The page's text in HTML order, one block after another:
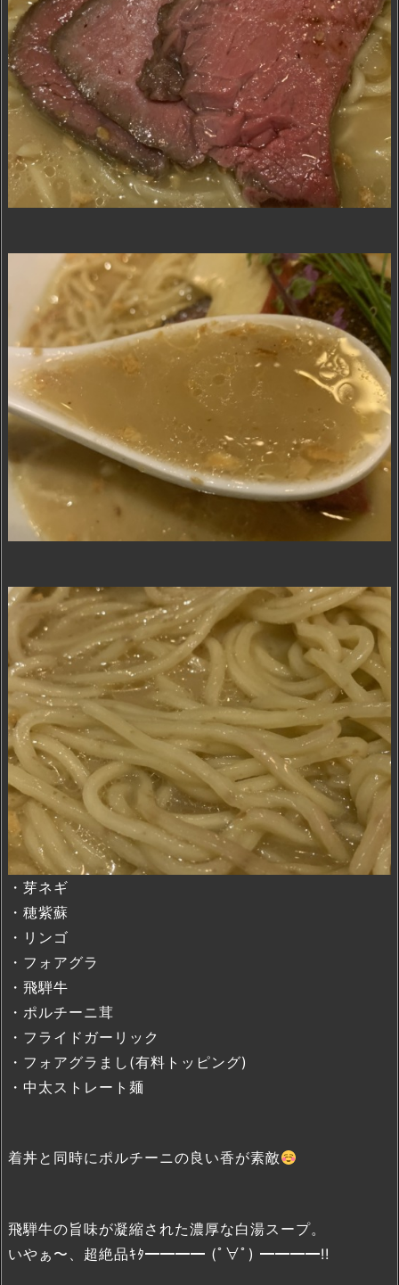
・芽ネギ
・穂紫蘇
・リンゴ
・フォアグラ
・飛騨牛
・ポルチーニ茸
・フライドガーリック
・フォアグラまし(有料トッピング)
・中太ストレート麺
着丼と同時にポルチーニの良い香が素敵
飛騨牛の旨味が凝縮された濃厚な白湯スープ。
いやぁ〜、超絶品ｷﾀ━━━━ (ﾟ∀ﾟ) ━━━━!!